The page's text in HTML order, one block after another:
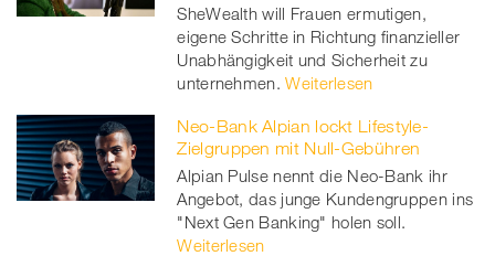
SheWealth will Frauen ermutigen,
eigene Schritte in Richtung finanzieller
Unabhängigkeit und Sicherheit zu
unternehmen. Weiterlesen
Neo-Bank Alpian lockt Lifestyle-
Zielgruppen mit Null-Gebühren
Alpian Pulse nennt die Neo-Bank ihr
Angebot, das junge Kundengruppen ins
"Next Gen Banking" holen soll.
Weiterlesen